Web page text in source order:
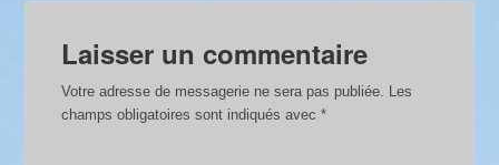
Laisser un commentaire
Votre adresse de messagerie ne sera pas publiée. Les
champs obligatoires sont indiqués avec*